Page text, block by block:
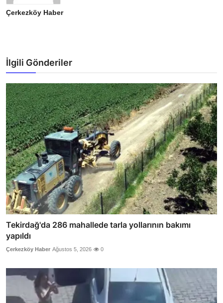
Çerkezköy Haber
İlgili Gönderiler
Tekirdağ'da 286 mahallede tarla yollarının bakımı
yapıldı
Çerkezköy Haber Ağustos 5, 2026 0